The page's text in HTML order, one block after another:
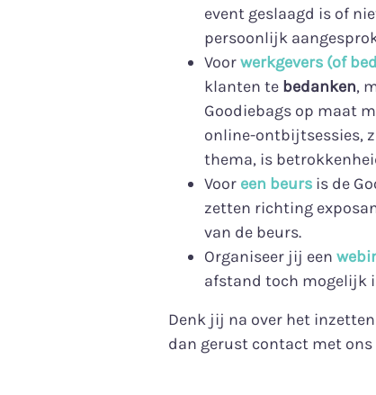
event geslaagd is of
persoonlijk
Voorwerkgevers (of
klanten te bedanken,
Goodiebags op maat
online-ontbijtsessies,
thema, is
Voor een beurs is de
zetten richting
van de beurs.
Organiseer jij een
afstand toch mogelijk
Denk jij na over het
dan gerust contact met ons